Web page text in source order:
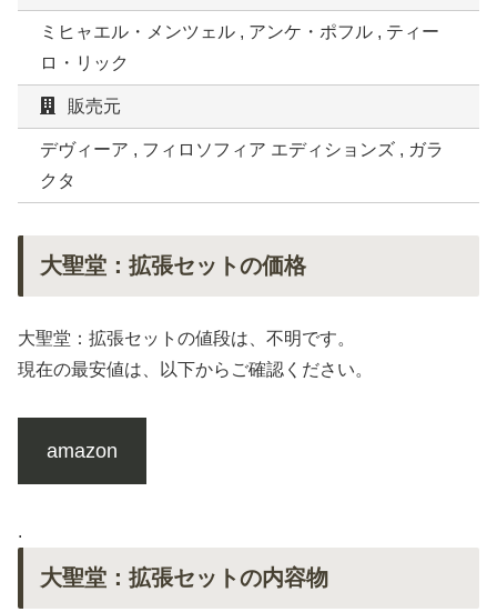
ミヒャエル・メンツェル , アンケ・ポフル , ティー
ロ・リック
販売元
デヴィーア , フィロソフィア エディションズ , ガラ
クタ
大聖堂：拡張セットの価格
大聖堂：拡張セットの値段は、不明です。
現在の最安値は、以下からご確認ください。
amazon
.
大聖堂：拡張セットの内容物